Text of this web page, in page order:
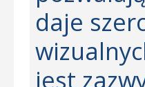
daje
jest